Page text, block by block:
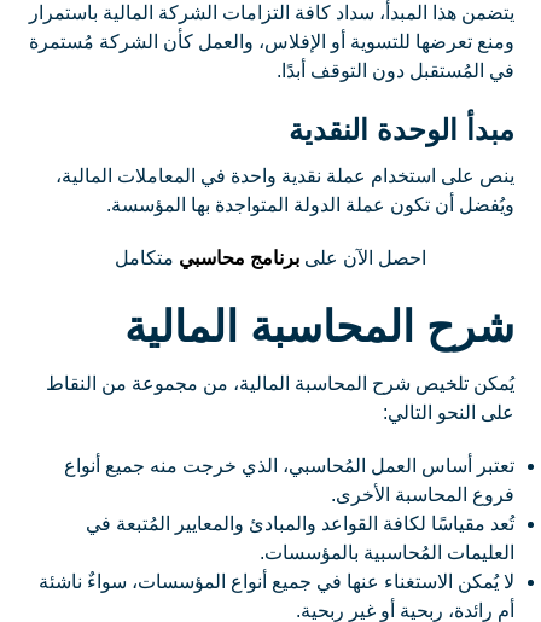
يتضمن هذا المبدأ، سداد كافة التزامات الشركة المالية باستمرار
ومنع تعرضها للتسوية أو الإفلاس، والعمل كأن الشركة مُستمرة
في المُستقبل دون التوقف أبدًا.
مبدأ الوحدة النقدية
ينص على استخدام عملة نقدية واحدة في المعاملات المالية،
ويُفضل أن تكون عملة الدولة المتواجدة بها المؤسسة.
احصل الآن على برنامج محاسبي متكامل
شرح المحاسبة المالية
يُمكن تلخيص شرح المحاسبة المالية، من مجموعة من النقاط
على النحو التالي:
تعتبر أساس العمل المُحاسبي، الذي خرجت منه جميع أنواع
فروع المحاسبة الأخرى.
تُعد مقياسًا لكافة القواعد والمبادئ والمعايير المُتبعة في
العليمات المُحاسبية بالمؤسسات.
لا يُمكن الاستغناء عنها في جميع أنواع المؤسسات، سواءٌ ناشئة
أم رائدة، ربحية أو غير ربحية.